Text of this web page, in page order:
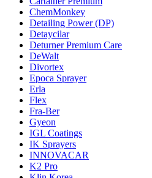
ChemMonkey
Detailing Power (DP)
Detaycilar
Deturner Premium Care
DeWalt
Divortex
Epoca Sprayer
Erla
Flex
Fra-Ber
Gyeon
IGL Coatings
IK Sprayers
INNOVACAR
K2 Pro